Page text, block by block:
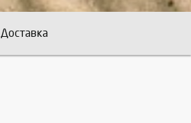
Доставка